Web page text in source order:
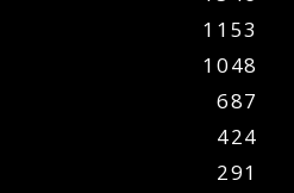
1153
1048
687
424
291